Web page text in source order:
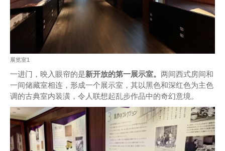
展览室1
一进门，映入眼帘的是新开放的第一展示室。 两间西式房间和
一间储藏室相连，形成一个展示室，其以黑色和深红色为主色
调的古典室内装潢，令人联想起乱步作品中的奇幻意境。